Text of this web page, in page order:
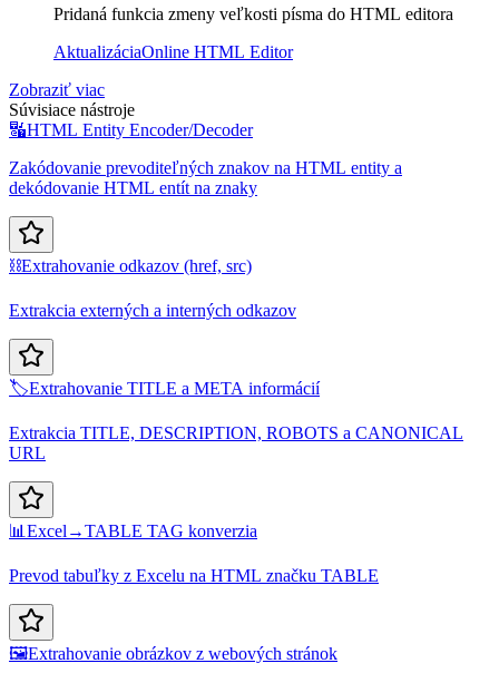
Pridaná funkcia zmeny veľkosti písma do HTML editora
AktualizáciaOnline HTML Editor
Zobraziť viac
Súvisiace nástroje
🔣HTML Entity Encoder/Decoder
Zakódovanie prevoditeľných znakov na HTML entity a
dekódovanie HTML entít na znaky
⛓️Extrahovanie odkazov (href, src)
Extrakcia externých a interných odkazov
🏷️Extrahovanie TITLE a META informácií
Extrakcia TITLE, DESCRIPTION, ROBOTS a CANONICAL
URL
📊 Excel→TABLE TAG konverzia
Prevod tabuľky z Excelu na HTML značku TABLE
🖼️Extrahovanie obrázkov z webových stránok